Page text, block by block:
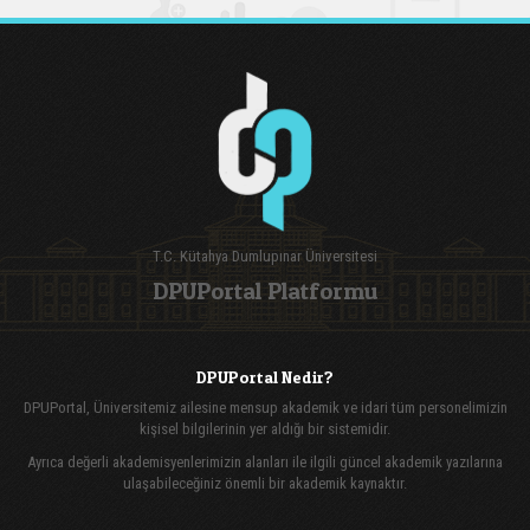
T.C. Kütahya Dumlupınar Üniversitesi
DPUPortal Platformu
DPUPortal Nedir?
DPUPortal, Üniversitemiz ailesine mensup akademik ve idari tüm personelimizin
kişisel bilgilerinin yer aldığı bir sistemidir.
Ayrıca değerli akademisyenlerimizin alanları ile ilgili güncel akademik yazılarına
ulaşabileceğiniz önemli bir akademik kaynaktır.